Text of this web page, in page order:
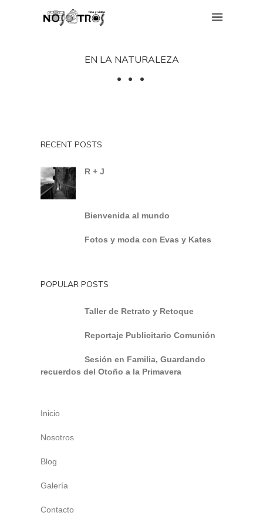
EN LA NATURALEZA
RECENT POSTS
R + J
Bienvenida al mundo
Fotos y moda con Evas y Kates
POPULAR POSTS
Taller de Retrato y Retoque
Reportaje Publicitario Comunión
Sesión en Familia, Guardando
recuerdos del Otoño a la Primavera
Inicio
Nosotros
Blog
Galería
Contacto